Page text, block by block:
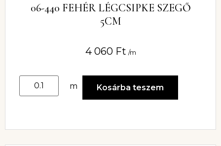
06-440 FEHÉR LÉGCSIPKE SZEGŐ
5CM
4 060 Ft /m
m Kosárba teszem